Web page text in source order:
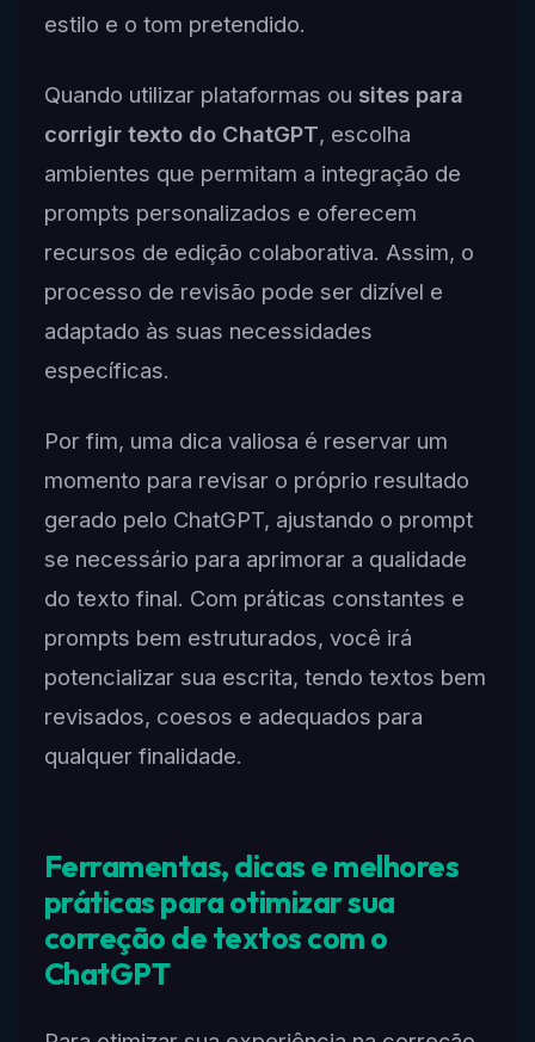
estilo e o tom pretendido.
Quando utilizar plataformas ou sites para
corrigir texto do ChatGPT, escolha
ambientes que permitam a integração de
prompts personalizados e oferecem
recursos de edição colaborativa. Assim, o
processo de revisão pode ser dizível e
adaptado às suas necessidades
específicas.
Por fim, uma dica valiosa é reservar um
momento para revisar o próprio resultado
gerado pelo ChatGPT, ajustando o prompt
se necessário para aprimorar a qualidade
do texto final. Com práticas constantes e
prompts bem estruturados, você irá
potencializar sua escrita, tendo textos bem
revisados, coesos e adequados para
qualquer finalidade.
Ferramentas, dicas e melhores
práticas para otimizar sua
correção de textos com o
ChatGPT